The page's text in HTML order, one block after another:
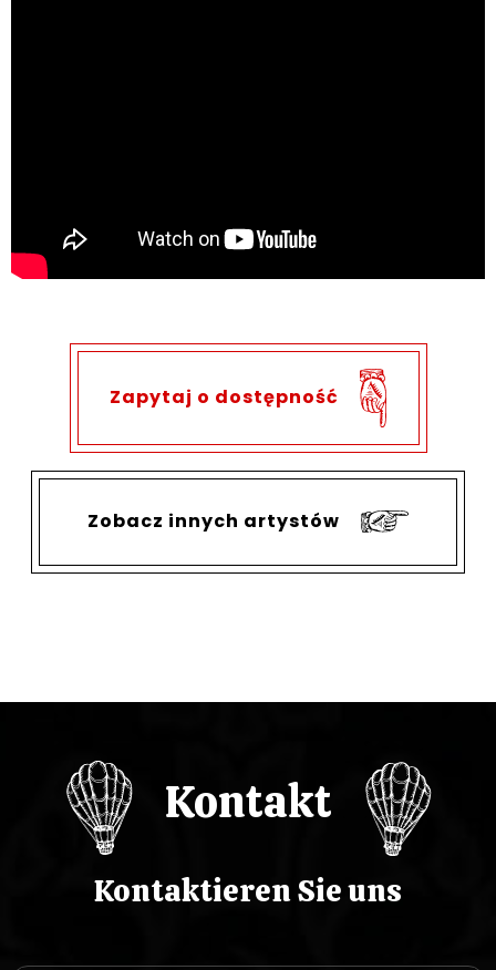
Zapytaj o dostępność
Zobacz innych artystów
Kontakt
Kontaktieren Sie uns